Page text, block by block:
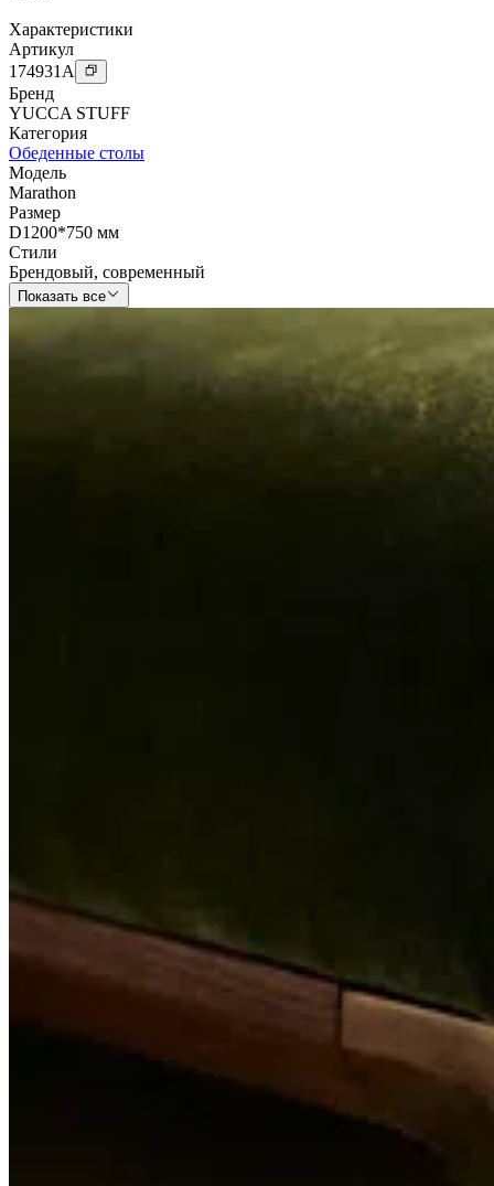
Характеристики
Артикул
174931 A
Бренд
YUCCA STUFF
Категория
Обеденные столы
Модель
Marathon
Размер
D1200*750 мм
Стили
Брендовый, современный
Показать все